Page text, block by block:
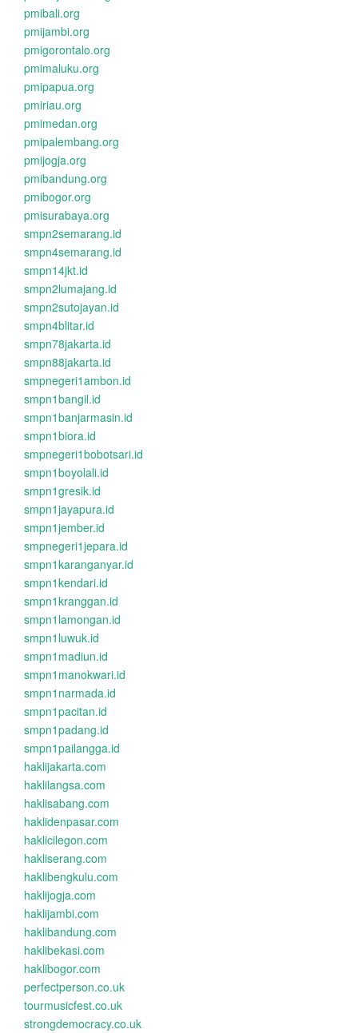
pmibali.org
pmijambi.org
pmigorontalo.org
pmimaluku.org
pmipapua.org
pmiriau.org
pmimedan.org
pmipalembang.org
pmijogja.org
pmibandung.org
pmibogor.org
pmisurabaya.org
smpn2semarang.id
smpn4semarang.id
smpn14jkt.id
smpn2lumajang.id
smpn2sutojayan.id
smpn4blitar.id
smpn78jakarta.id
smpn88jakarta.id
smpnegeri1ambon.id
smpn1bangil.id
smpn1banjarmasin.id
smpn1biora.id
smpnegeri1bobotsari.id
smpn1boyolali.id
smpn1gresik.id
smpn1jayapura.id
smpn1jember.id
smpnegeri1jepara.id
smpn1karanganyar.id
smpn1kendari.id
smpn1kranggan.id
smpn1lamongan.id
smpn1luwuk.id
smpn1madiun.id
smpn1manokwari.id
smpn1narmada.id
smpn1pacitan.id
smpn1padang.id
smpn1pailangga.id
haklijakarta.com
haklilangsa.com
haklisabang.com
haklidenpasar.com
haklicilegon.com
hakliserang.com
haklibengkulu.com
haklijogja.com
haklijambi.com
haklibandung.com
haklibekasi.com
haklibogor.com
perfectperson.co.uk
tourmusicfest.co.uk
strongdemocracy.co.uk